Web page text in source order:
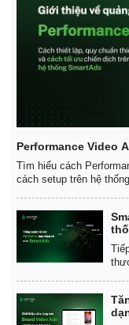
Performance Video
Tìm hiểu cách
cách setup trên hệ